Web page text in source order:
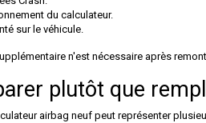
du calculateur.
sur le véhicule.
n'est nécessaire après
plutôt que
airbag neuf peut représenter